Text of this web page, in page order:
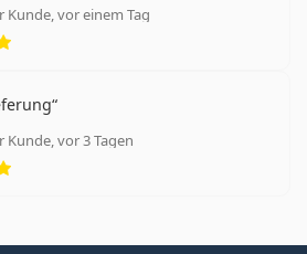
vor einem Tag
Bewertung 5 aus 5
vor 3 Tagen
Bewertung 5 aus 5